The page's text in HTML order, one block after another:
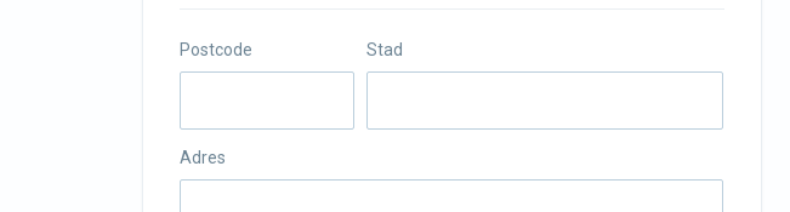
Postcode Stad
Adres